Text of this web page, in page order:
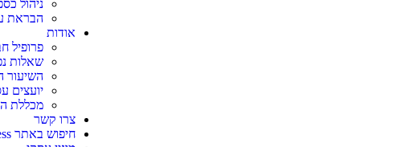
ניהול
הבראת
אודות
פרופיל
שאלות
השיעור
יועצים
מכללת
צרו קשר
חיפוש באתר Success